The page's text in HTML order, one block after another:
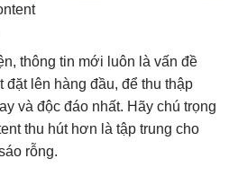
thông tin mới luôn là vấn đề
lên hàng đầu, để thu thập
và độc đáo nhất. Hãy chú trọng
thu hút hơn là tập trung cho
rỗng.